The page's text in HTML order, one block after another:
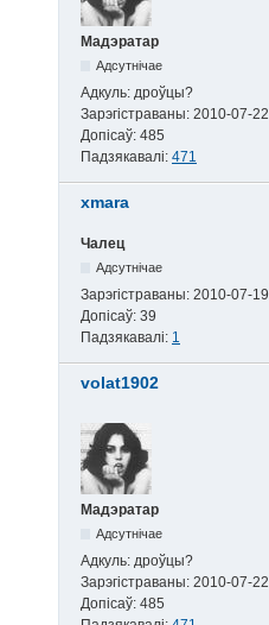
Мадэратар
Адсутнічае
Адкуль: дроўцы?
Зарэгістраваны: 2010-07-22
Допісаў: 485
Падзякавалі: 471
xmara
Чалец
Адсутнічае
Зарэгістраваны: 2010-07-19
Допісаў: 39
Падзякавалі: 1
volat1902
Мадэратар
Адсутнічае
Адкуль: дроўцы?
Зарэгістраваны: 2010-07-22
Допісаў: 485